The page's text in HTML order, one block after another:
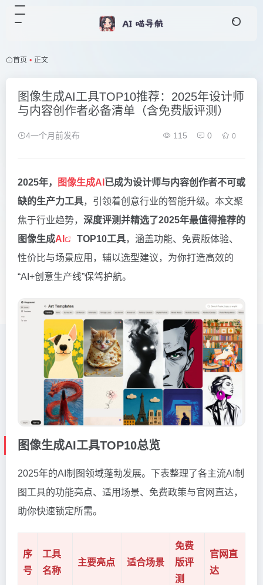
首页 • 正文
图像生成AI工具TOP10推荐：2025年设计师
与内容创作者必备清单（含免费版评测）
4一个月前发布 115 0 0
2025年， 图像生成AI 已成为设计师与内容创作者不可或
缺的生产力工具，引领着创意行业的智能升级。本文聚
焦于行业趋势， 深度评测并精选了2025年最值得推荐的
图像生成AI TOP10工具，涵盖功能、免费版体验、
性价比与场景应用，辅以选型建议，为你打造高效的
“AI+创意生产线”保驾护航。
图像生成AI工具TOP10总览
2025年的AI制图领域蓬勃发展。下表整理了各主流AI制
图工具的功能亮点、适用场景、免费政策与官网直达，
助你快速锁定所需。
序
号
工具
名称
主要亮点 适合场景
免费
版评
测
官网直
达